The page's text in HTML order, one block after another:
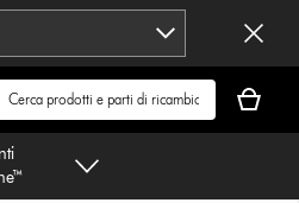
carrello
è